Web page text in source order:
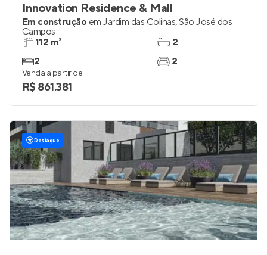
Innovation Residence & Mall
Em construção em Jardim das Colinas,São José dos
Campos
112 m²
2
2
2
Venda a partir de
R$ 861.381
Destaque